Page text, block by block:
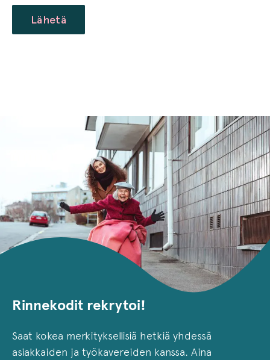
Lähetä
Rinnekodit rekrytoi!
Saat kokea merkityksellisiä hetkiä yhdessä
asiakkaiden ja työkavereiden kanssa. Aina